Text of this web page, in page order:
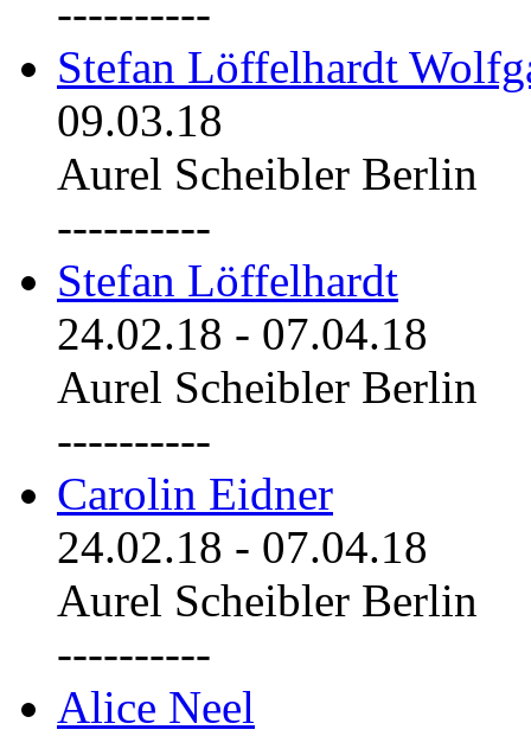
----------
Stefan Löffelhardt
09.03.18
Aurel Scheibler Berlin
----------
Stefan Löffelhardt
24.02.18 - 07.04.18
Aurel Scheibler Berlin
----------
Carolin Eidner
24.02.18 - 07.04.18
Aurel Scheibler Berlin
----------
Alice Neel